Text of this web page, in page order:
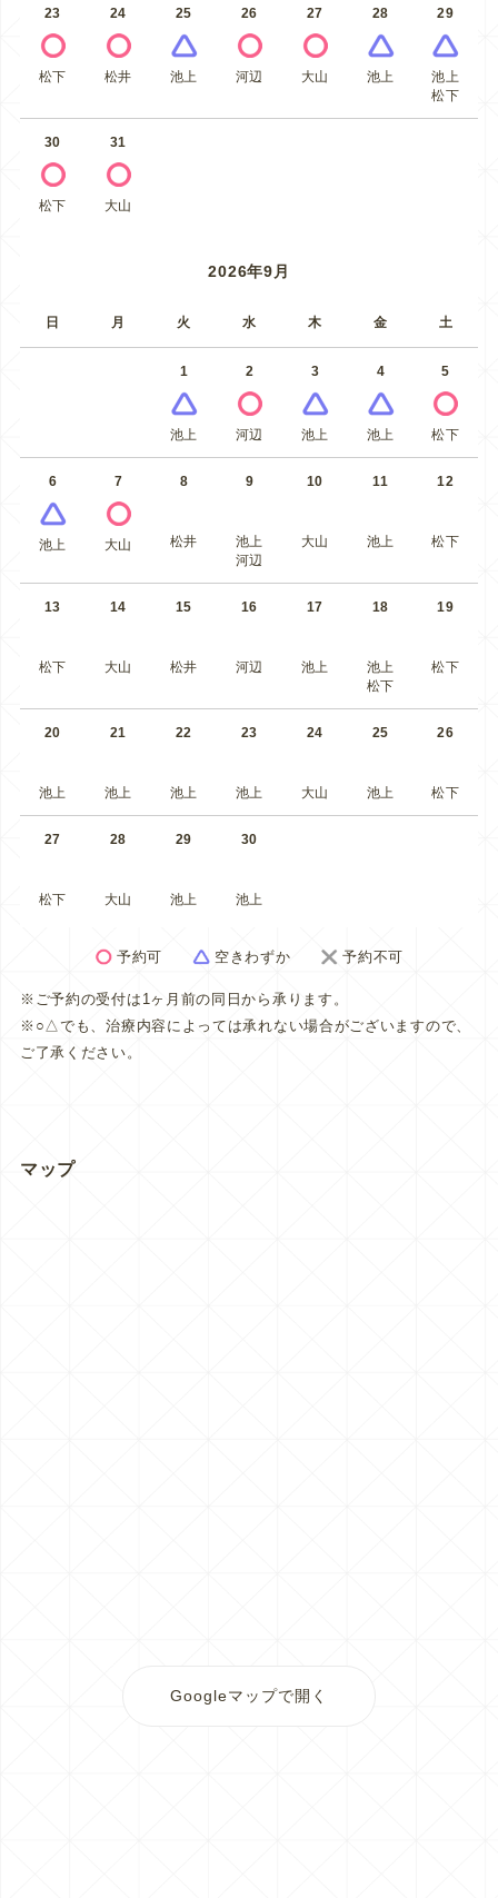
23
松下
24
松井
25
池上
26
河辺
27
大山
28
池上
29
池上
松下
30
松下
31
大山
2026年9月
日 月 火 水 木 金 土
1
池上
2
河辺
3
池上
4
池上
5
松下
6
池上
7
大山
8
松井
9
池上
河辺
10
大山
11
池上
12
松下
13
松下
14
大山
15
松井
16
河辺
17
池上
18
池上
松下
19
松下
20
池上
21
池上
22
池上
23
池上
24
大山
25
池上
26
松下
27
松下
28
大山
29
池上
30
池上
予約可 空きわずか 予約不可
※ご予約の受付は1ヶ月前の同日から承ります。
※○△でも、治療内容によっては承れない場合がございますので、
ご了承ください。
マップ
Googleマップで開く